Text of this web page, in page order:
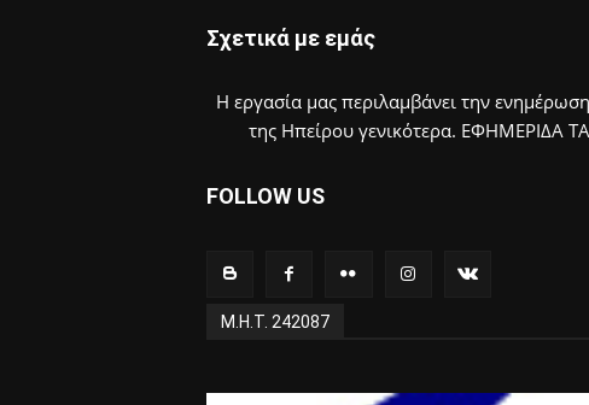
Σχετικά με εμάς
Η εργασία μας περιλαμβάνει την
της Ηπείρου γενικότερα. ΕΦΗΜΕΡΙΔΑ
FOLLOW US
Μ.Η.Τ. 242087